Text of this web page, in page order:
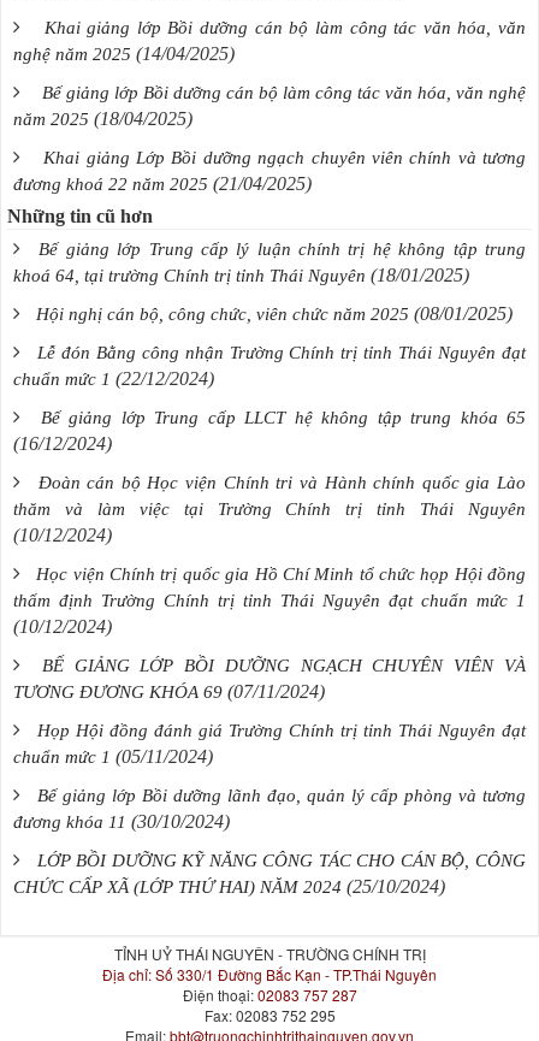
Khai giảng lớp Bồi dưỡng cán bộ làm công tác văn hóa, văn
nghệ năm 2025 (14/04/2025)
Bế giảng lớp Bồi dưỡng cán bộ làm công tác văn hóa, văn nghệ
năm 2025 (18/04/2025)
Khai giảng Lớp Bồi dưỡng ngạch chuyên viên chính và tương
đương khoá 22 năm 2025 (21/04/2025)
Những tin cũ hơn
Bế giảng lớp Trung cấp lý luận chính trị hệ không tập trung
khoá 64, tại trường Chính trị tỉnh Thái Nguyên (18/01/2025)
Hội nghị cán bộ, công chức, viên chức năm 2025 (08/01/2025)
Lễ đón Bằng công nhận Trường Chính trị tỉnh Thái Nguyên đạt
chuẩn mức 1 (22/12/2024)
Bế giảng lớp Trung cấp LLCT hệ không tập trung khóa 65
(16/12/2024)
Đoàn cán bộ Học viện Chính tri và Hành chính quốc gia Lào
thăm và làm việc tại Trường Chính trị tỉnh Thái Nguyên
(10/12/2024)
Học viện Chính trị quốc gia Hồ Chí Minh tổ chức họp Hội đồng
thẩm định Trường Chính trị tỉnh Thái Nguyên đạt chuẩn mức 1
(10/12/2024)
BẾ GIẢNG LỚP BỒI DƯỠNG NGẠCH CHUYÊN VIÊN VÀ
TƯƠNG ĐƯƠNG KHÓA 69 (07/11/2024)
Họp Hội đồng đánh giá Trường Chính trị tỉnh Thái Nguyên đạt
chuẩn mức 1 (05/11/2024)
Bế giảng lớp Bồi dưỡng lãnh đạo, quản lý cấp phòng và tương
đương khóa 11 (30/10/2024)
LỚP BỒI DƯỠNG KỸ NĂNG CÔNG TÁC CHO CÁN BỘ, CÔNG
CHỨC CẤP XÃ (LỚP THỨ HAI) NĂM 2024 (25/10/2024)
TỈNH UỶ THÁI NGUYÊN - TRƯỜNG CHÍNH TRỊ
Địa chỉ:Số 330/1 Đường Bắc Kạn - TP.Thái Nguyên
Điện thoại:02083 757 287
Fax:02083 752 295
Email:bbt@truongchinhtrithainguyen.gov.vn